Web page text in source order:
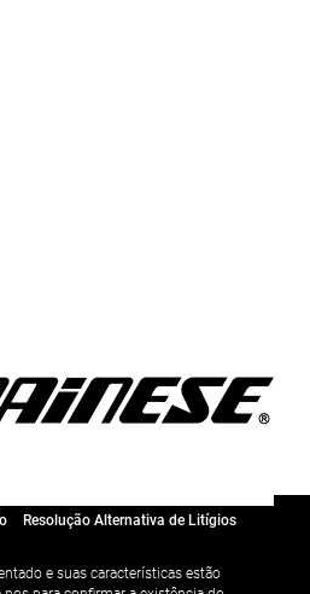
Resolução Alternativa de Litígios
e suas características estão